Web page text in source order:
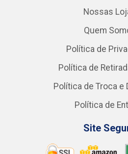
Nossas
Quem
Política de
Política de
Política de Troca e
Política de
Site